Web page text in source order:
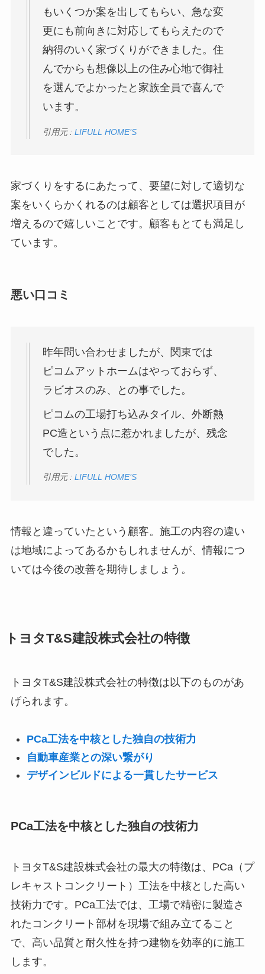
もいくつか案を出してもらい、急な変
更にも前向きに対応してもらえたので
納得のいく家づくりができました。住
んでからも想像以上の住み心地で御社
を選んでよかったと家族全員で喜んで
います。
引用元 : LIFULL HOME’S
家づくりをするにあたって、要望に対して適切な
案をいくらかくれるのは顧客としては選択項目が
増えるので嬉しいことです。顧客もとても満足し
ています。
悪い口コミ
昨年問い合わせましたが、関東では
ピコムアットホームはやっておらず、
ラビオスのみ、との事でした。
ピコムの工場打ち込みタイル、外断熱
PC造という点に惹かれましたが、残念
でした。
引用元 : LIFULL HOME’S
情報と違っていたという顧客。施工の内容の違い
は地域によってあるかもしれませんが、情報につ
いては今後の改善を期待しましょう。
トヨタT&S建設株式会社の特徴
トヨタT&S建設株式会社の特徴は以下のものがあ
げられます。
PCa工法を中核とした独自の技術力
自動車産業との深い繋がり
デザインビルドによる一貫したサービス
PCa工法を中核とした独自の技術力
トヨタT&S建設株式会社の最大の特徴は、PCa（プ
レキャストコンクリート）工法を中核とした高い
技術力です。PCa工法では、工場で精密に製造さ
れたコンクリート部材を現場で組み立てること
で、高い品質と耐久性を持つ建物を効率的に施工
します。